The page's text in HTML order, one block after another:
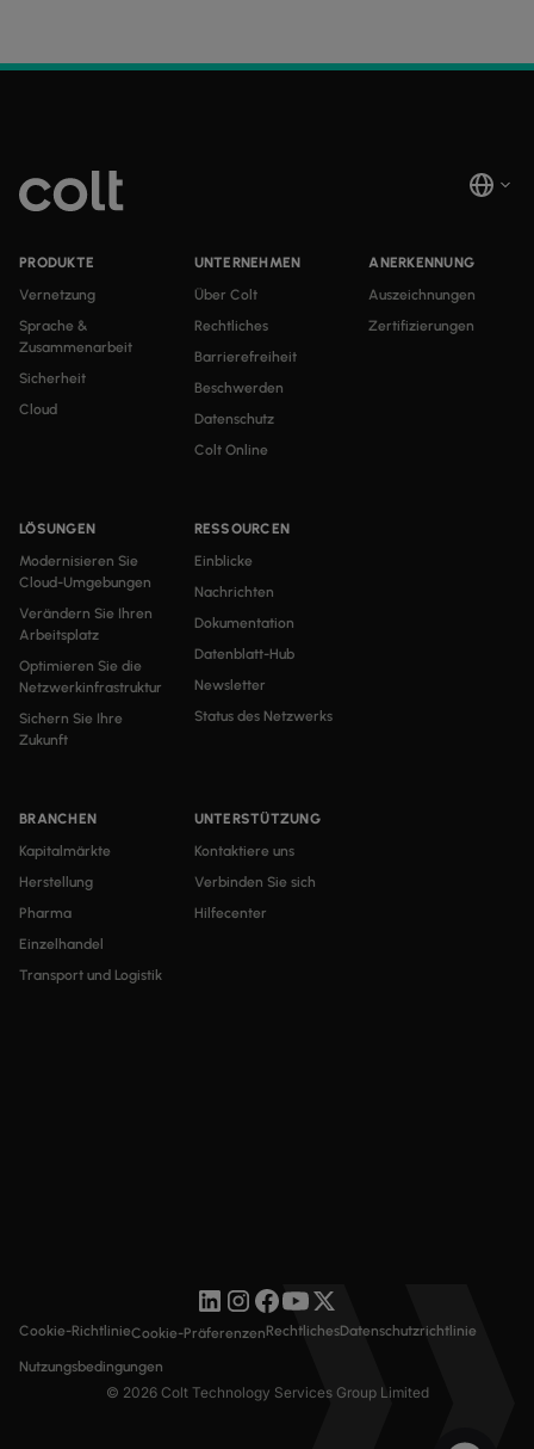
PRODUKTE
Vernetzung
Sprache &
Zusammenarbeit
Sicherheit
Cloud
LÖSUNGEN
Modernisieren Sie
Cloud-Umgebungen
Verändern Sie Ihren
Arbeitsplatz
Optimieren Sie die
Netzwerkinfrastruktur
Sichern Sie Ihre
Zukunft
BRANCHEN
Kapitalmärkte
Herstellung
Pharma
Einzelhandel
Transport und Logistik
RESSOURCEN
Einblicke
Nachrichten
Dokumentation
Datenblatt-Hub
Newsletter
Status des Netzwerks
UNTERNEHMEN
Über Colt
Rechtliches
Barrierefreiheit
Beschwerden
Datenschutz
Colt Online
UNTERSTÜTZUNG
Kontaktiere uns
Verbinden Sie sich
Hilfecenter
ANERKENNUNG
Auszeichnungen
Zertifizierungen
© 2026 Colt Technology Services Group Limited
Cookie-RichtlinieCookie-PräferenzenRechtlichesDatenschutzrichtlinie
Nutzungsbedingungen